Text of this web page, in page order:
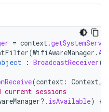
= context.
(WifiAwareManager .
: BroadcastReceiver()
(context : Context,
sessions
?. isAvailable)
{